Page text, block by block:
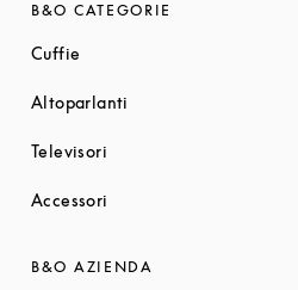
B&O CATEGORIE
Cuffie
Altoparlanti
Televisori
Accessori
B&O AZIENDA